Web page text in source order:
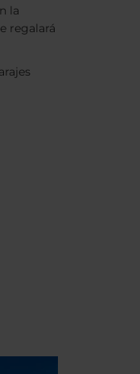
la
regalará